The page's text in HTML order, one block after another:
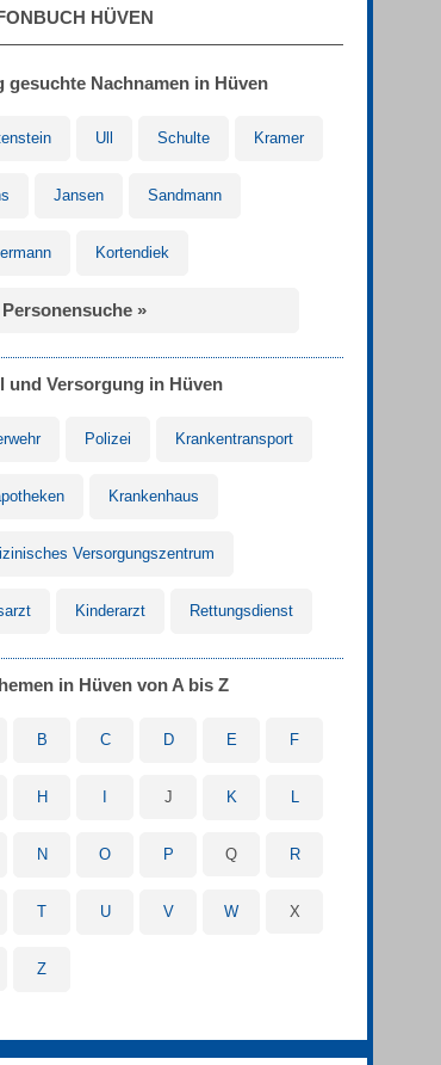
HÜVEN
gesuchte Nachnamen in Hüven
Ull Schulte Kramer
Jansen Sandmann
Kortendiek
»
und Versorgung in Hüven
Polizei Krankentransport
Krankenhaus
Versorgungszentrum
Kinderarzt Rettungsdienst
in Hüven von A bis Z
B C D E F
H J K L
N O P Q R
T U V W X
Z